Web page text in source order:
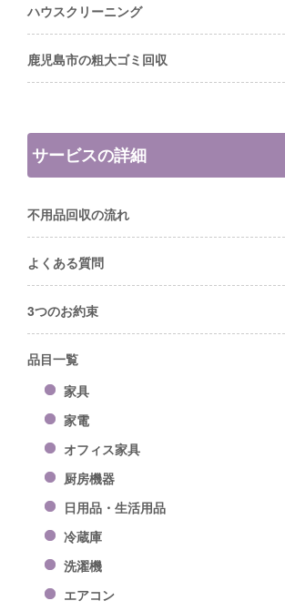
ハウスクリーニング
鹿児島市の粗大ゴミ回収
サービスの詳細
不用品回収の流れ
よくある質問
3つのお約束
品目一覧
家具
家電
オフィス家具
厨房機器
日用品・生活用品
冷蔵庫
洗濯機
エアコン